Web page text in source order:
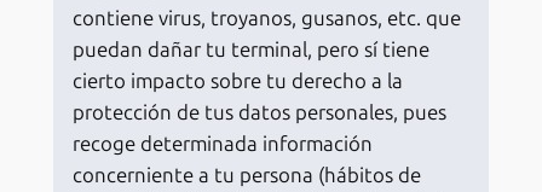
contiene virus, troyanos, gusanos, etc. que
puedan dañar tu terminal, pero sí tiene
cierto impacto sobre tu derecho a la
protección de tus datos personales, pues
recoge determinada información
concerniente a tu persona (hábitos de